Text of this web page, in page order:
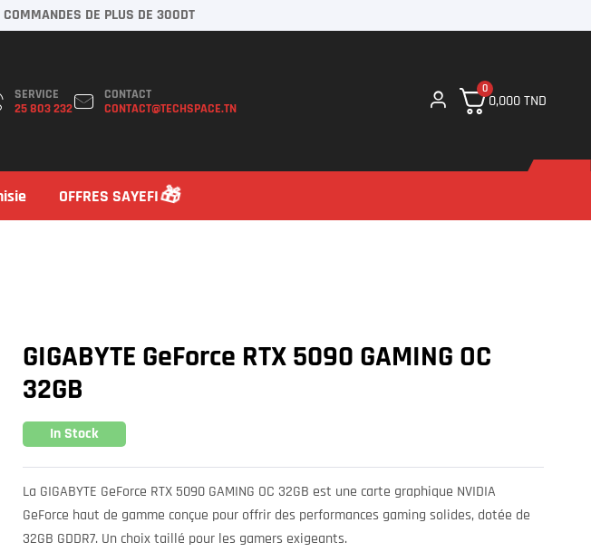
COMMANDES DE PLUS DE 300DT
SERVICE
25 803 232
CONTACT
CONTACT@TECHSPACE.TN
0
0,000TND
OFFRES SAYEFI
GIGABYTE GeForce RTX 5090 GAMING OC
32GB
In Stock
La GIGABYTE GeForce RTX 5090 GAMING OC 32GB est une carte graphique NVIDIA
GeForce haut de gamme conçue pour offrir des performances gaming solides, dotée de
32GB GDDR7. Un choix taillé pour les gamers exigeants.